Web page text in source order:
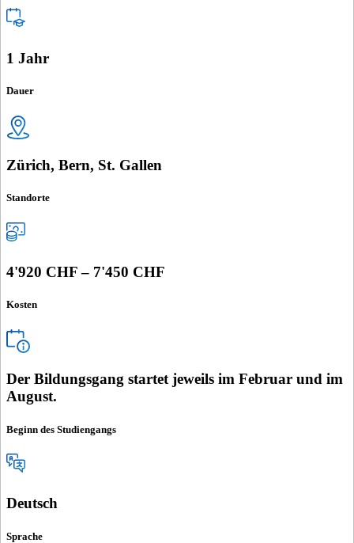
1 Jahr
Dauer
Zürich, Bern, St. Gallen
Standorte
4'920 CHF – 7'450 CHF
Kosten
Der Bildungsgang startet jeweils im Februar und im
August.
Beginn des Studiengangs
Deutsch
Sprache